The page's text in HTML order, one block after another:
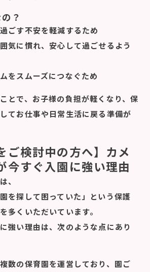
？
ごす不安を軽減するため
気に慣れ、安心して過ごせるよう
をスムーズにつなぐため
とで、お子様の負担が軽くなり、保
てお仕事や日常生活に戻る準備が
ご検討中の方へ】カメ
今すぐ入園に強い理由
、
を探して困っていた」という保護
多くいただいています。
強い理由は、次のような点にあり
数の保育園を運営しており、園ご